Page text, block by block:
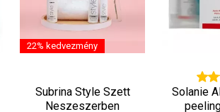
22% kedvezmény
Subrina Style Szett
Neszeszerben
Solanie